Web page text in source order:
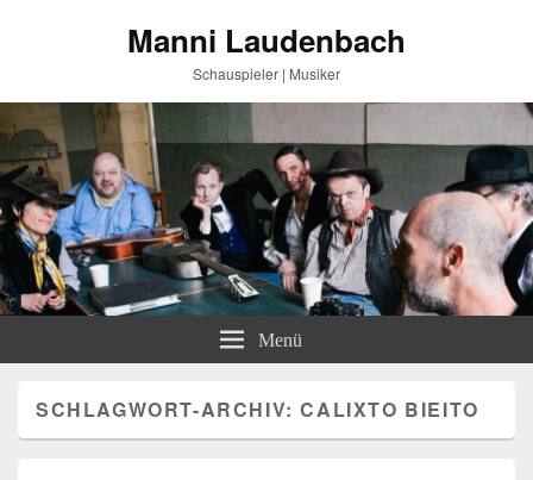
Manni Laudenbach
Schauspieler | Musiker
Menü
SCHLAGWORT-ARCHIV:CALIXTO BIEITO